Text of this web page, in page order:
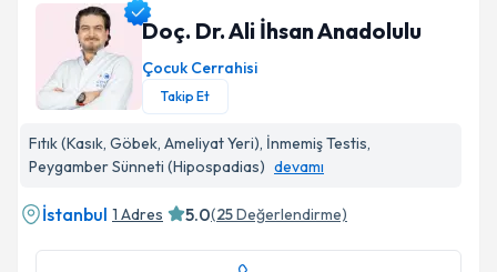
Doç. Dr. Ali İhsan Anadolulu
Çocuk Cerrahisi
Takip Et
Fıtık (Kasık, Göbek, Ameliyat Yeri), İnmemiş Testis,
Peygamber Sünneti (Hipospadias) devamı
İstanbul 1 Adres 5.0(25Değerlendirme)